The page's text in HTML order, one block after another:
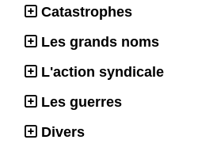
Catastrophes
Les grands noms
L'action syndicale
Les guerres
Divers